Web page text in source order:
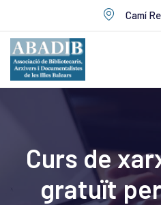
to
content
Camí
Curs de
gratuït